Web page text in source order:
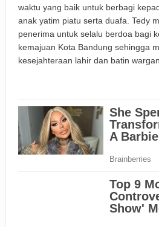
waktu yang baik untuk berbagi
anak yatim piatu serta duafa. Tedy
penerima untuk selalu berdoa bagi
kemajuan Kota Bandung sehingga
kesejahteraan lahir dan batin